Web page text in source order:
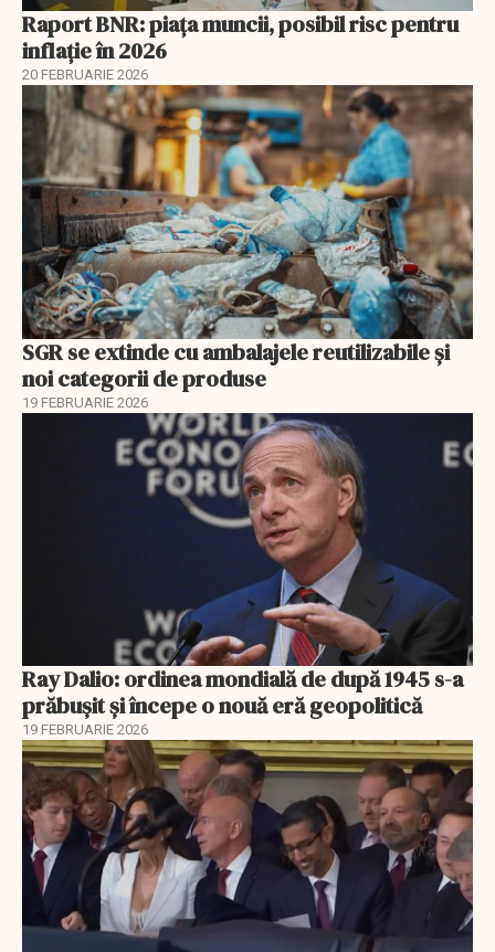
Raport BNR: piața muncii, posibil risc pentru
inflație în 2026
20 FEBRUARIE 2026
SGR se extinde cu ambalajele reutilizabile și
noi categorii de produse
19 FEBRUARIE 2026
Ray Dalio: ordinea mondială de după 1945 s-a
prăbușit și începe o nouă eră geopolitică
19 FEBRUARIE 2026